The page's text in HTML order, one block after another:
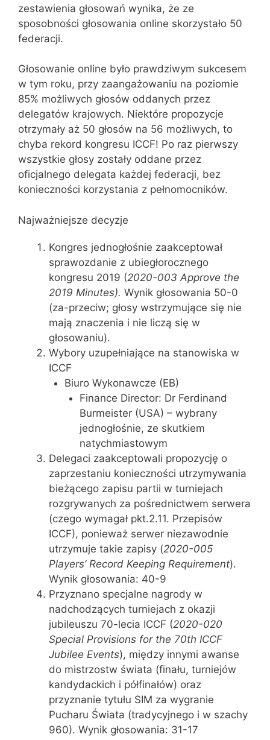
zestawienia głosowań wynika, że ze
sposobności głosowania online skorzystało 50
federacji.
Głosowanie online było prawdziwym sukcesem
w tym roku, przy zaangażowaniu na poziomie
85% możliwych głosów oddanych przez
delegatów krajowych. Niektóre propozycje
otrzymały aż 50 głosów na 56 możliwych, to
chyba rekord kongresu ICCF! Po raz pierwszy
wszystkie głosy zostały oddane przez
oficjalnego delegata każdej federacji, bez
konieczności korzystania z pełnomocników.
Najważniejsze decyzje
Kongres jednogłośnie zaakceptował
sprawozdanie z ubiegłorocznego
kongresu 2019 (2020-003 Approve the
2019 Minutes). Wynik głosowania 50-0
(za-przeciw; głosy wstrzymujące się nie
mają znaczenia i nie liczą się w
głosowaniu).
Wybory uzupełniające na stanowiska w
ICCF
Biuro Wykonawcze (EB)
Finance Director: Dr Ferdinand
Burmeister (USA) – wybrany
jednogłośnie, ze skutkiem
natychmiastowym
Delegaci zaakceptowali propozycję o
zaprzestaniu konieczności utrzymywania
bieżącego zapisu partii w turniejach
rozgrywanych za pośrednictwem serwera
(czego wymagał pkt.2.11. Przepisów
ICCF), ponieważ serwer niezawodnie
utrzymuje takie zapisy (2020-005
Players’ Record Keeping Requirement).
Wynik głosowania: 40-9
Przyznano specjalne nagrody w
nadchodzących turniejach z okazji
jubileuszu 70-lecia ICCF (2020-020
Special Provisions for the 70th ICCF
Jubilee Events), między innymi awanse
do mistrzostw świata (finału, turniejów
kandydackich i półfinałów) oraz
przyznanie tytułu SIM za wygranie
Pucharu Świata (tradycyjnego i w szachy
960). Wynik głosowania: 31-17